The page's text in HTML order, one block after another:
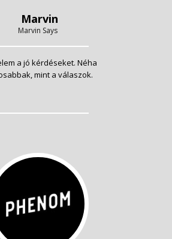
Marvin
Marvin Says
a jó kérdéseket. Néha
mint a válaszok.